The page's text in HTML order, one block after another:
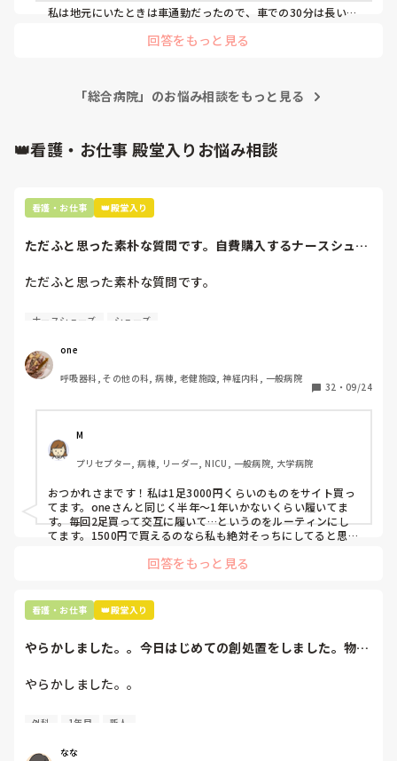
私は地元にいたときは車通勤だったので、車での30分は長いな
関東に移住してきてから電車での通勤時間30分は短い方だと思
力的に感じます✨(´✪ω✪`)
通勤時間のみなのだったら、私なら出戻らないですね😅
回答をもっと見る
「総合病院」のお悩み相談をもっと見る
👑看護・お仕事 殿堂入りお悩み相談
看護・お仕事 👑殿堂入り
ただふと思った素朴な質問です。自費購入するナースシュー
ただふと思った素朴な質問です。
自費購入するナースシューズ(職場で使用してる靴)っていく
わたしの職場の指定は「白のスニーカー」。
すぐに汚くなるので1,500円は絶対に超えたくない思いがあ
半年〜1年未満で交換しています。
職場の人が「ナースシューズに3000円以上は出せない」っ
て言ってて、わたしの倍額は出せるのか！とびっくりしたの
で、世の皆さんはどうなのかなと…🤔
ナースシューズ シューズ
one
呼吸器科, その他の科, 病棟, 老健施設, 神経内科, 一般病院
32 ・ 09/24
M
プリセプター, 病棟, リーダー, NICU, 一般病院, 大学病院
おつかれさまです！私は1足3000円くらいのものをサイト買っ
てます。oneさんと同じく半年〜1年いかないくらい履いてま
す。毎回2足買って交互に履いて…というのをルーティンにし
てます。1500円で買えるのなら私も絶対そっちにしてると思う
回答をもっと見る
看護・お仕事 👑殿堂入り
やらかしました。。今日はじめての創処置をしました。物品
やらかしました。。
今日はじめての創処置をしました。
ゴミと一緒に、ノリで鑷子達を捨てました。。
外科 1年目 新人
なな